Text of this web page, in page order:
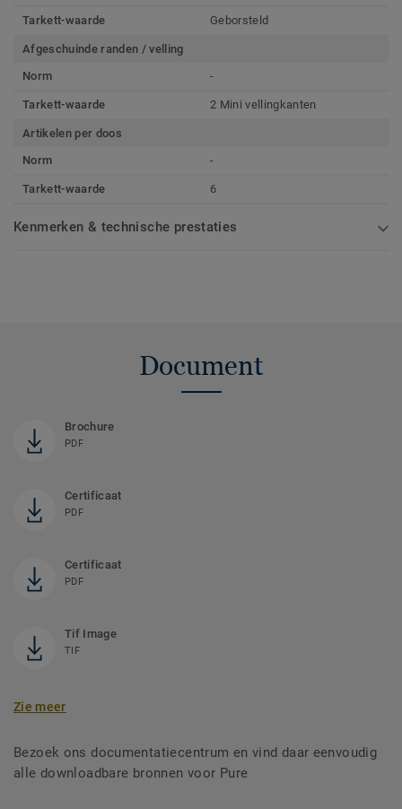
Tarkett-waarde Geborsteld
Afgeschuinde randen / velling
Norm
-
Tarkett-waarde 2 Mini vellingkanten
Artikelen per doos
Norm
-
Tarkett-waarde 6
Kenmerken & technische prestaties
Document
Brochure
PDF
Certificaat
PDF
Certificaat
PDF
Tif Image
TIF
Zie meer
Bezoek ons documentatiecentrum en vind daar eenvoudig
alle downloadbare bronnen voor Pure